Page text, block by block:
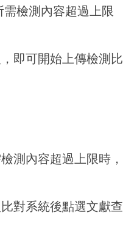
檢測內容超過上限
即可開始上傳檢測比
測內容超過上限時，
對系統後點選文獻查